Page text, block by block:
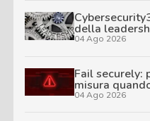
della
04 Ago 2026
Fail securely:
misura
04 Ago 2026